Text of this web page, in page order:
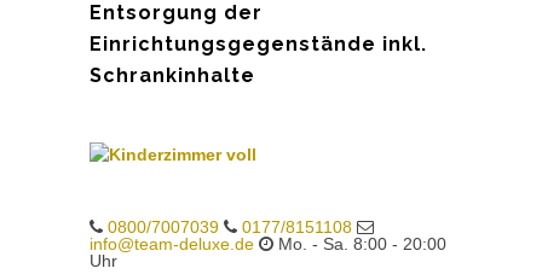
Entsorgung der
Einrichtungsgegenstände inkl.
Schrankinhalte
0800/7007039
0177/8151108
info@team-deluxe.de
Mo. - Sa. 8:00 - 20:00
Uhr